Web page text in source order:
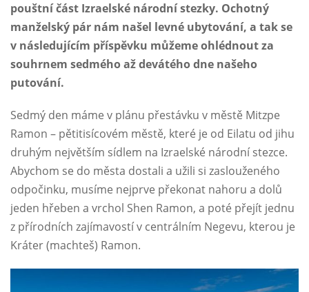
pouštní část Izraelské národní stezky. Ochotný
manželský pár nám našel levné ubytování, a tak se
v následujícím příspěvku můžeme ohlédnout za
souhrnem sedmého až devátého dne našeho
putování.
Sedmý den máme v plánu přestávku v městě Mitzpe
Ramon – pětitisícovém městě, které je od Eilatu od jihu
druhým největším sídlem na Izraelské národní stezce.
Abychom se do města dostali a užili si zaslouženého
odpočinku, musíme nejprve překonat nahoru a dolů
jeden hřeben a vrchol Shen Ramon, a poté přejít jednu
z přírodních zajímavostí v centrálním Negevu, kterou je
Kráter (machteš) Ramon.